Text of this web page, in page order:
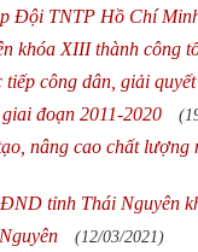
Đội TNTP Hồ Chí
khóa XIII thành công
công dân, giải
đoạn 2011-2020
nâng cao chất lượng
tỉnh Thái Nguyên
(12/03/2021)